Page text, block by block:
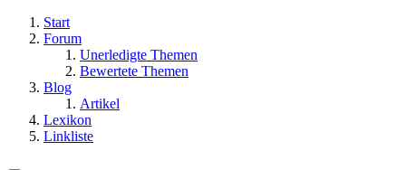
Start
Forum
Unerledigte Themen
Bewertete Themen
Blog
Artikel
Lexikon
Linkliste